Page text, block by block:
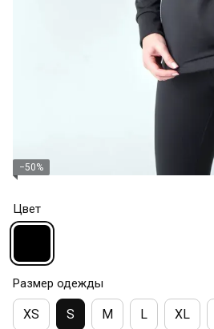
−50%
Цвет
Размер одежды
XS S M L XL